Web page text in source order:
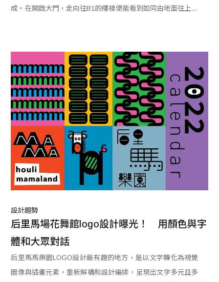
成。在開啟大門，走向往B1的樓梯便能看到如同由地面往上生
起共鳴，留下新穎印象。
設計趨勢
后里馬場花舞館logo設計曝光！　用顏色與字
體和大眾對話
后里馬馬樂園LOGO設計最有趣的地方，是以文字轉化為視覺
圖像與插畫元素，重新解構和設計編排，呈現出文字多元且多